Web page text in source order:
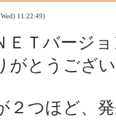
11:22:49)
ＥＴバージ
がとうござ
２つほど、